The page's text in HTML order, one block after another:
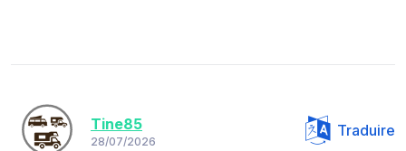
Tine85
28/07/2026
Traduire